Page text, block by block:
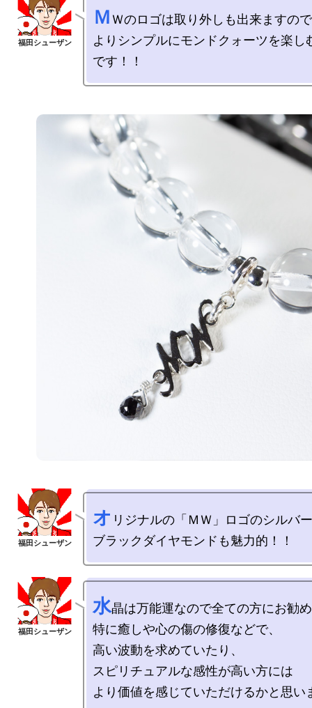
Ｍ Ｗのロゴは取り外しも出来ますの
よりシンプルにモンドクォーツを楽し
オ リジナルの「ＭＷ」ロゴのシルバ
水晶は万能運なので全ての方にお勧
特に癒しや心の傷の修復などで、
高い波動を求めていたり、
スピリチュアルな感性が高い方には